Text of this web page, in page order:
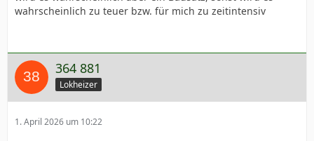
wahrscheinlich zu teuer bzw. für mich zu zeitintensiv
364 881
Lokheizer
1. April 2026 um 10:22